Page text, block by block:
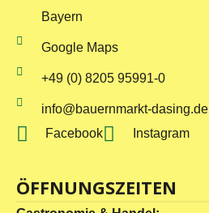
Bayern
Google Maps
+49 (0) 8205 95991-0
info@bauernmarkt-dasing.de
Facebook
Instagram
ÖFFNUNGSZEITEN